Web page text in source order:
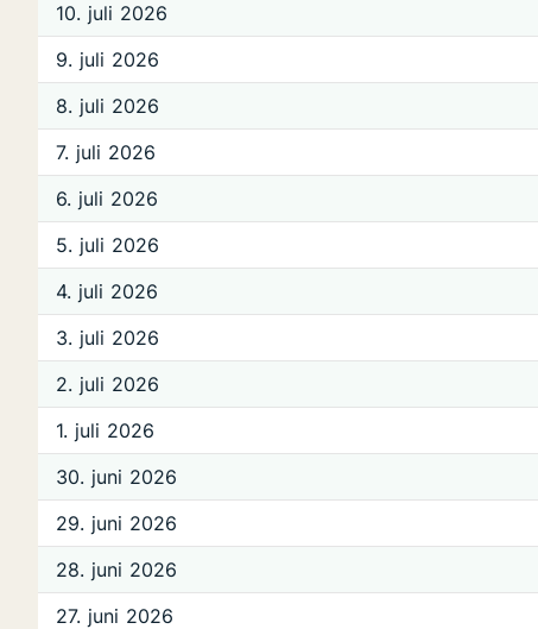
10. juli 2026
9. juli 2026
8. juli 2026
7. juli 2026
6. juli 2026
5. juli 2026
4. juli 2026
3. juli 2026
2. juli 2026
1. juli 2026
30. juni 2026
29. juni 2026
28. juni 2026
27. juni 2026